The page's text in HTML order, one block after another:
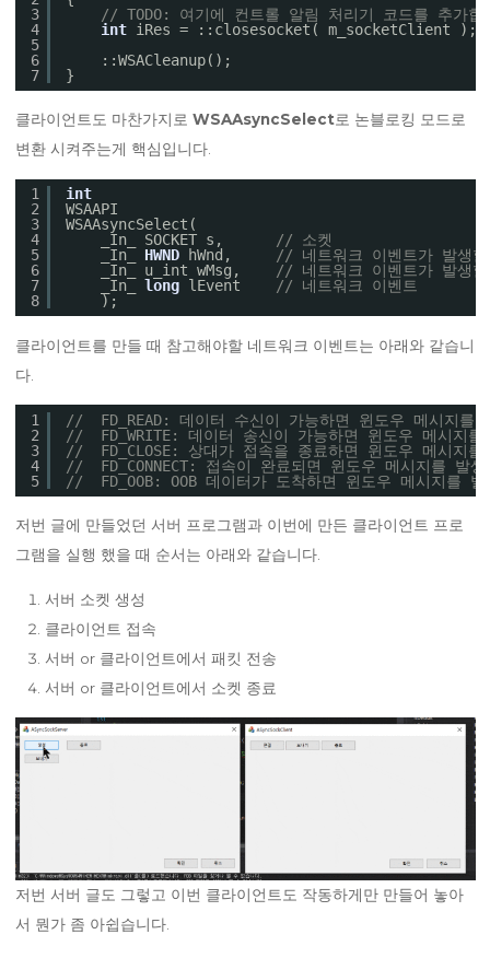
3
4
5
6
7
// TODO: 여기에 컨트롤 알림 처리기 코드를 추가합
int
iRes = ::closesocket( m_socketClient );
::WSACleanup();
}
클라이언트도 마찬가지로 WSAAsyncSelect로 논블로킹 모드로
변환 시켜주는게 핵심입니다.
1
2
3
4
5
6
7
8
int
WSAAPI
WSAAsyncSelect(
_In_ SOCKET s,
// 소켓
_In_
HWND hWnd,
// 네트워크 이벤트가 발생
_In_ u_int wMsg,
// 네트워크 이벤트가 발생
_In_ long lEvent
// 네트워크 이벤트
);
클라이언트를 만들 때 참고해야할 네트워크 이벤트는 아래와 같습니
다.
1
2
3
4
5
//  FD_READ: 데이터 수신이 가능하면 윈도우 메시지를
//  FD_WRITE: 데이터 송신이 가능하면 윈도우 메시지를
//  FD_CLOSE: 상대가 접속을 종료하면 윈도우 메시지를
//  FD_CONNECT: 접속이 완료되면 윈도우 메시지를 발생
//  FD_OOB: OOB 데이터가 도착하면 윈도우 메시지를 발
저번 글에 만들었던 서버 프로그램과 이번에 만든 클라이언트 프로
그램을 실행 했을 때 순서는 아래와 같습니다.
서버 소켓 생성
클라이언트 접속
서버 or 클라이언트에서 패킷 전송
서버 or 클라이언트에서 소켓 종료
저번 서버 글도 그렇고 이번 클라이언트도 작동하게만 만들어 놓아
서 뭔가 좀 아쉽습니다.